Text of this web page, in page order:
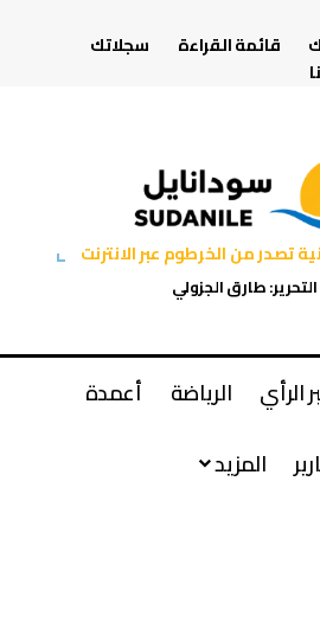
قائمة القراءة
سجلاتك
تصدر من الخرطوم عبر الانترنت
طارق الجزولي
الرأي الرياضة
أعمدة
المزيد